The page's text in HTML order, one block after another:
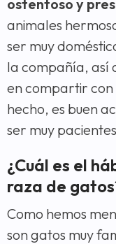
ostentoso y
animales
ser muy
la compañía, así
en compartir con
hecho, es buen
ser muy
¿Cuál es el
raza de
Como hemos
son gatos muy